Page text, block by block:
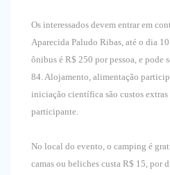
Os interessados devem entrar em
Aparecida Paludo Ribas, até o dia
ônibus é R$ 250 por pessoa, e pode
84. Alojamento, alimentação
iniciação científica são custos
participante.
No local do evento, o camping é
camas ou beliches custa R$ 15, por